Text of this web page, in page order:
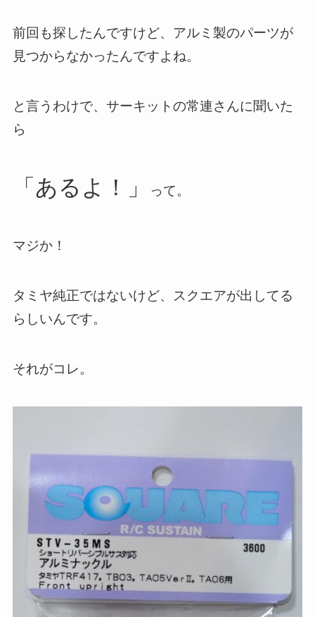
前回も探したんですけど、アルミ製のパーツが
見つからなかったんですよね。
と言うわけで、サーキットの常連さんに聞いた
ら
「あるよ！」 って。
マジか！
タミヤ純正ではないけど、スクエアが出してる
らしいんです。
それがコレ。